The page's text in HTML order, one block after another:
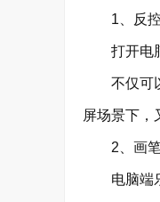
1、反控
打开电脑
不仅可以
屏场景下，
2、画笔
电脑端乐